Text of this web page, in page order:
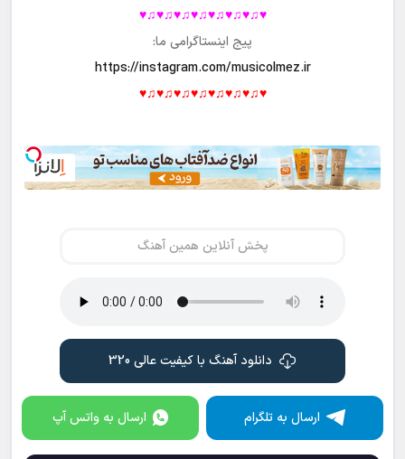
♥♫♥♫♥♫♥♫♥♫♥♫♥♫♥
پیج اینستاگرامی ما:
https://instagram.com/musicolmez.ir
♥♫♥♫♥♫♥♫♥♫♥♫♥♫♥
پخش آنلاین همین آهنگ
دانلود آهنگ با کیفیت عالی 320
ارسال به تلگرام ارسال به واتس آپ